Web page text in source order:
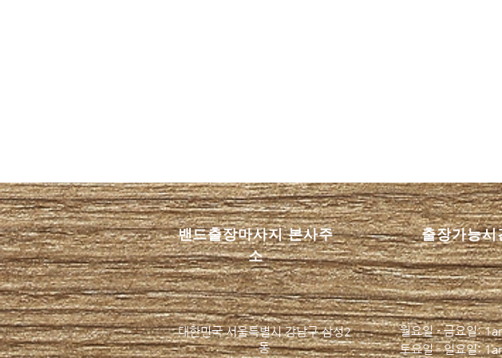
하동 출장안마 이용할 때 꼭 확
인해야 할 진짜 후불제 기준
...
이벤트가
마산스웨디
피 트렌디
...
밴드​출장마사지 본사주
소
출장가능시
대한민국 서울특별시 강남구 삼성2
동
월요일 - 금요일:
토요일 - 일요일: